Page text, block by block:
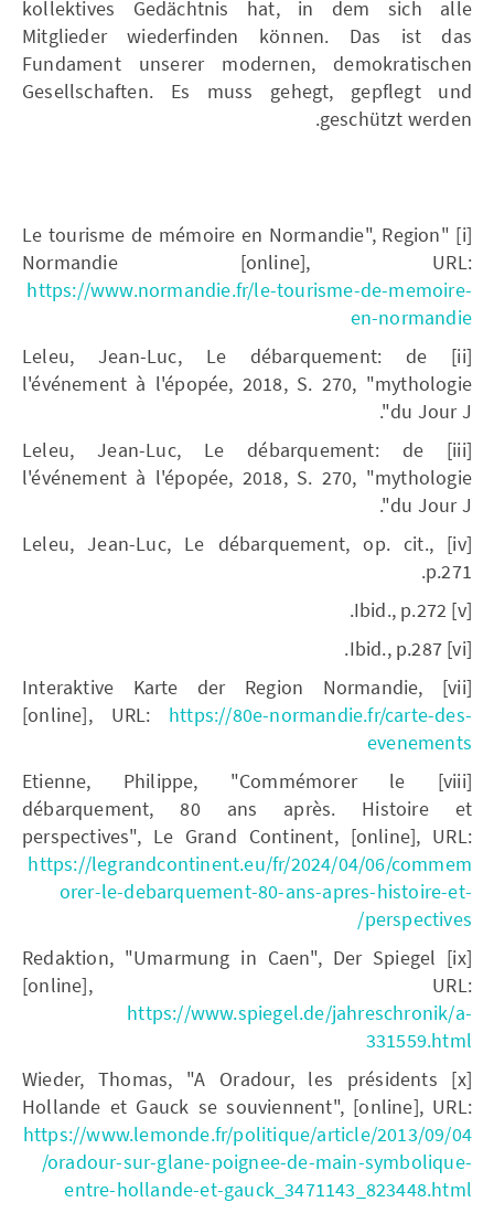
kollektives Gedächtnis hat, in dem sich alle
Mitglieder wiederfinden können. Das ist das
Fundament unserer modernen, demokratischen
Gesellschaften. Es muss gehegt, gepflegt und
geschützt werden.
[i] "Le tourisme de mémoire en Normandie", Region
Normandie [online], URL:
https://www.normandie.fr/le-tourisme-de-memoire-
en-normandie
[ii] Leleu, Jean-Luc, Le débarquement: de
l'événement à l'épopée, 2018, S. 270, "mythologie
du Jour J".
[iii] Leleu, Jean-Luc, Le débarquement: de
l'événement à l'épopée, 2018, S. 270, "mythologie
du Jour J".
[iv] Leleu, Jean-Luc, Le débarquement, op. cit.,
p.271.
[v] Ibid., p.272.
[vi] Ibid., p.287.
[vii] Interaktive Karte der Region Normandie,
[online], URL: https://80e-normandie.fr/carte-des-
evenements
[viii] Etienne, Philippe, "Commémorer le
débarquement, 80 ans après. Histoire et
perspectives", Le Grand Continent, [online], URL:
https://legrandcontinent.eu/fr/2024/04/06/commem
orer-le-debarquement-80-ans-apres-histoire-et-
perspectives/
[ix] Redaktion, "Umarmung in Caen", Der Spiegel
[online], URL:
https://www.spiegel.de/jahreschronik/a-
331559.html
[x] Wieder, Thomas, "A Oradour, les présidents
Hollande et Gauck se souviennent", [online], URL:
https://www.lemonde.fr/politique/article/2013/09/04
/oradour-sur-glane-poignee-de-main-symbolique-
entre-hollande-et-gauck_3471143_823448.html